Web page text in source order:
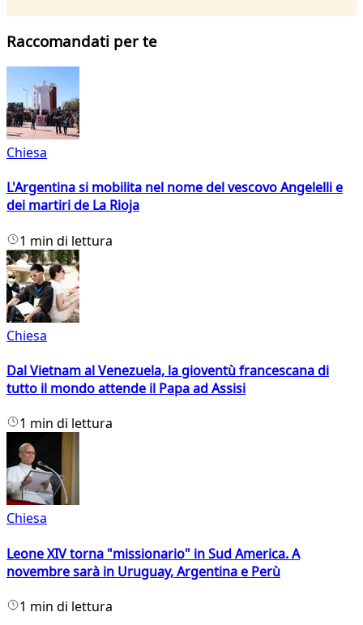
Raccomandati per te
Chiesa
L'Argentina si mobilita nel nome del vescovo Angelelli e
dei martiri de La Rioja
1 min di lettura
Chiesa
Dal Vietnam al Venezuela, la gioventù francescana di
tutto il mondo attende il Papa ad Assisi
1 min di lettura
Chiesa
Leone XIV torna "missionario" in Sud America. A
novembre sarà in Uruguay, Argentina e Perù
1 min di lettura